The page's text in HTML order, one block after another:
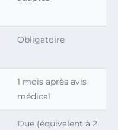
Obligatoire
1 mois après avis
médical
Due (équivalent à 2